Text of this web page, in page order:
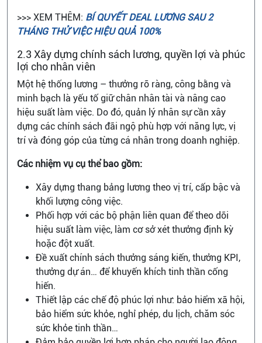
>>> XEM THÊM: BÍ QUYẾT DEAL LƯƠNG SAU 2
THÁNG THỬ VIỆC HIỆU QUẢ 100%
2.3 Xây dựng chính sách lương, quyền lợi và phúc
lợi cho nhân viên
Một hệ thống lương – thưởng rõ ràng, công bằng và
minh bạch là yếu tố giữ chân nhân tài và nâng cao
hiệu suất làm việc. Do đó, quản lý nhân sự cần xây
dựng các chính sách đãi ngộ phù hợp với năng lực, vị
trí và đóng góp của từng cá nhân trong doanh nghiệp.
Các nhiệm vụ cụ thể bao gồm:
Xây dựng thang bảng lương theo vị trí, cấp bậc và
khối lượng công việc.
Phối hợp với các bộ phận liên quan để theo dõi
hiệu suất làm việc, làm cơ sở xét thưởng định kỳ
hoặc đột xuất.
Đề xuất chính sách thưởng sáng kiến, thưởng KPI,
thưởng dự án… để khuyến khích tinh thần cống
hiến.
Thiết lập các chế độ phúc lợi như: bảo hiểm xã hội,
bảo hiểm sức khỏe, nghỉ phép, du lịch, chăm sóc
sức khỏe tinh thần…